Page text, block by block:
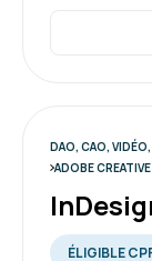
DAO, CAO,
ADOBE
ÉLIGIBLE